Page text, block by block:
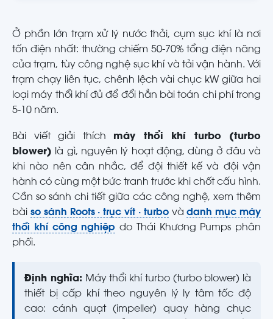
Ở phần lớn trạm xử lý nước thải, cụm sục khí là nơi
tốn điện nhất: thường chiếm 50-70% tổng điện năng
của trạm, tùy công nghệ sục khí và tải vận hành. Với
trạm chạy liên tục, chênh lệch vài chục kW giữa hai
loại máy thổi khí đủ để đổi hẳn bài toán chi phí trong
5-10 năm.
Bài viết giải thích máy thổi khí turbo (turbo
blower) là gì, nguyên lý hoạt động, dùng ở đâu và
khi nào nên cân nhắc, để đội thiết kế và đội vận
hành có cùng một bức tranh trước khi chốt cấu hình.
Cần so sánh chi tiết giữa các công nghệ, xem thêm
bài so sánh Roots · trục vít · turbovàdanh mục máy
thổi khí công nghiệp do Thái Khương Pumps phân
phối.
Định nghĩa: Máy thổi khí turbo (turbo blower) là
thiết bị cấp khí theo nguyên lý ly tâm tốc độ
cao: cánh quạt (impeller) quay hàng chục